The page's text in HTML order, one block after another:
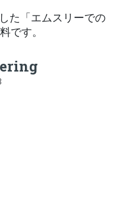
た「エムスリーでの
です。